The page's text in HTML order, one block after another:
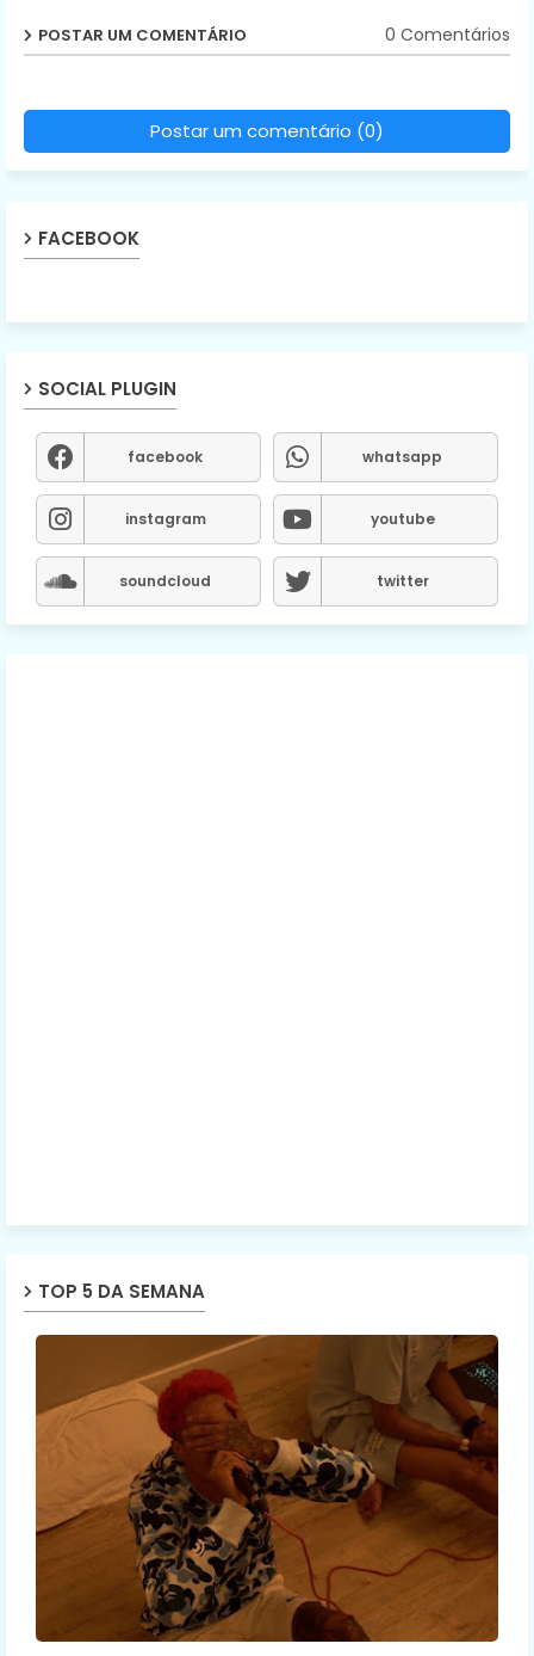
POSTAR UM COMENTÁRIO 0 Comentários
Postar um comentário (0)
FACEBOOK
SOCIAL PLUGIN
facebook whatsapp
instagram youtube
soundcloud twitter
TOP 5 DA SEMANA